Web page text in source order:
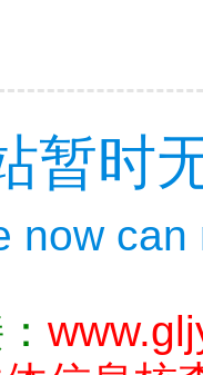
暂时
now